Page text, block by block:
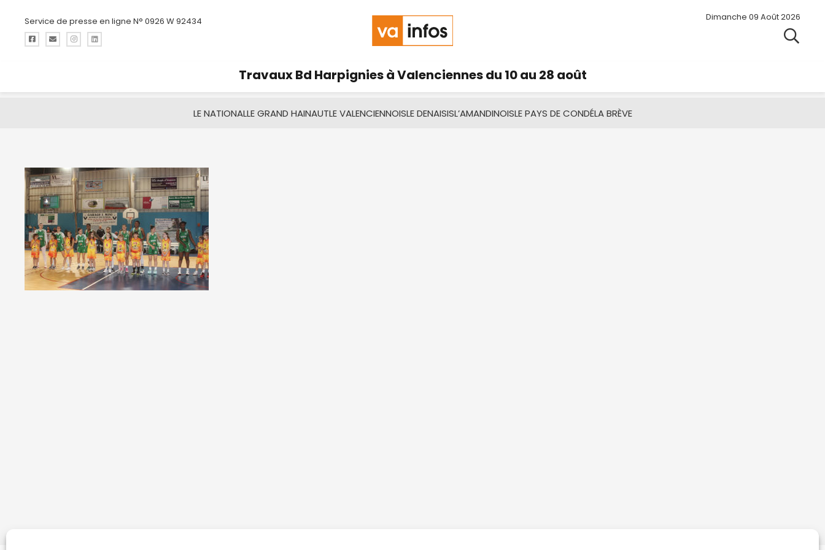
Service de presse en ligne N° 0926 W 92434 Dimanche 09 Août 2026
Travaux Bd Harpignies à Valenciennes du 10 au 28 août
LE NATIONALLE GRAND HAINAUTLE VALENCIENNOISLE DENAISISL’AMANDINOISLE PAYS DE CONDÉLA BRÈVE